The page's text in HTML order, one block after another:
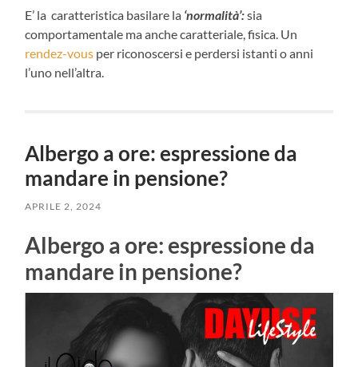
E’ la caratteristica basilare la ‘normalità’:sia
comportamentale ma anche caratteriale, fisica. Un
rendez-vous per riconoscersi e perdersi istanti o anni
l’uno nell’altra.
Albergo a ore: espressione da
mandare in pensione?
APRILE 2, 2024
Albergo a ore: espressione da
mandare in pensione?